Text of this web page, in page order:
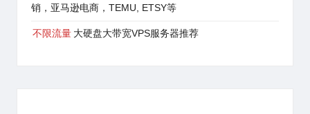
销，亚马逊电商，TEMU, ETSY等
不限流量 大硬盘大带宽VPS服务器推荐